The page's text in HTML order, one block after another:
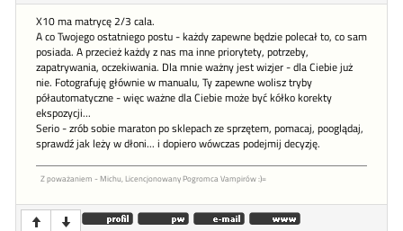
X10 ma matrycę 2/3 cala.
A co Twojego ostatniego postu - każdy zapewne będzie polecał to, co sam
posiada. A przecież każdy z nas ma inne priorytety, potrzeby,
zapatrywania, oczekiwania. Dla mnie ważny jest wizjer - dla Ciebie już
nie. Fotografuję głównie w manualu, Ty zapewne wolisz tryby
półautomatyczne - więc ważne dla Ciebie może być kółko korekty
ekspozycji...
Serio - zrób sobie maraton po sklepach ze sprzętem, pomacaj, pooglądaj,
sprawdź jak leży w dłoni... i dopiero wówczas podejmij decyzję.
Z poważaniem - Michu, Licencjonowany Pogromca Vampirów :)=